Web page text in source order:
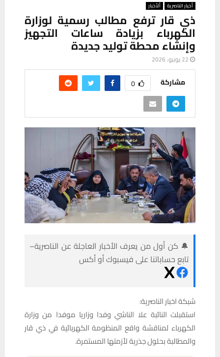
أخبار الناصرية ألأخبار
ذي قار ترفع مطالب رسمية لوزارة
الكهرباء بزيادة ساعات التجهيز
وإنشاء محطة توليد جديدة
22 يونيو، 2026
مشاركة 0
🔔 كن أول من يعرف الأخبار العاجلة عن الناصرية–
تابع حساباتنا على فيسبوك أو أكس
شبكة اخبار الناصرية:
استقبلت النائبة علا الناشي وفدا وزاريا موفدا من وزارة
الكهرباء لمناقشة واقع المنظومة الكهربائية في ذي قار
والمطالبة بحلول جذرية لأزمتها المستمرة.